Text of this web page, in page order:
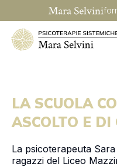
LA SCUOLA
ASCOLTO E DI
La psicoterapeuta
ragazzi del Liceo